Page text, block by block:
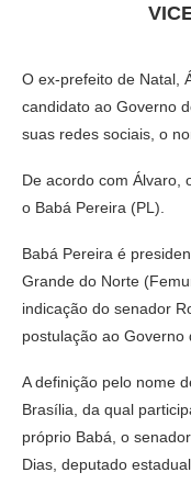
O ex-prefeito de Natal,
candidato ao Governo
suas redes sociais, o
De acordo com Álvaro,
o Babá Pereira (PL).
Babá Pereira é
Grande do Norte
indicação do senador
postulação ao Governo
A definição pelo nome
Brasília, da qual
próprio Babá, o
Dias, deputado